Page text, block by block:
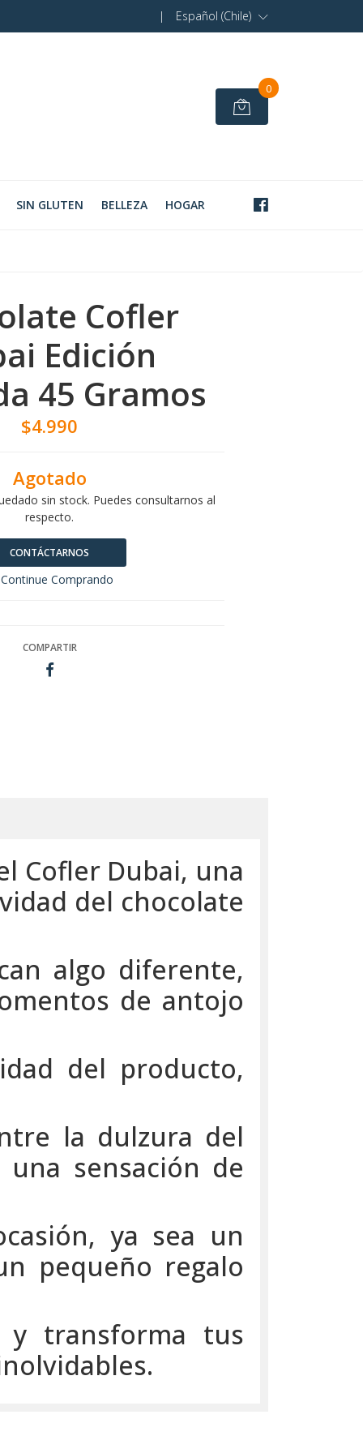
| Español (Chile)
0
SIN GLUTEN BELLEZA HOGAR
Cofler
Edición
45 Gramos
$4.990
Agotado
sin stock. Puedes consultarnos al
respecto.
CONTÁCTARNOS
Comprando
COMPARTIR
Cofler Dubai, una
del chocolate
algo diferente,
de antojo
del producto,
la dulzura del
sensación de
ya sea un
pequeño regalo
transforma tus